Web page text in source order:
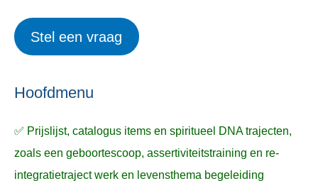
e
n
e
k
a
r
:
Stel een vraag
Hoofdmenu
✅ Prijslijst, catalogus items en spiritueel DNA trajecten,
zoals een geboortescoop, assertiviteitstraining en re-
integratietraject werk en levensthema begeleiding
p
n